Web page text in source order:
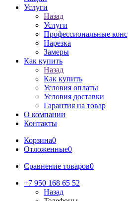
Услуги
Назад
Услуги
Профессиональные
Нарезка
Замеры
Как купить
Назад
Как купить
Условия оплаты
Условия доставки
Гарантия на товар
О компании
Контакты
Корзина0
Отложенные0
Сравнение товаров0
+7 950 168 65 52
Назад